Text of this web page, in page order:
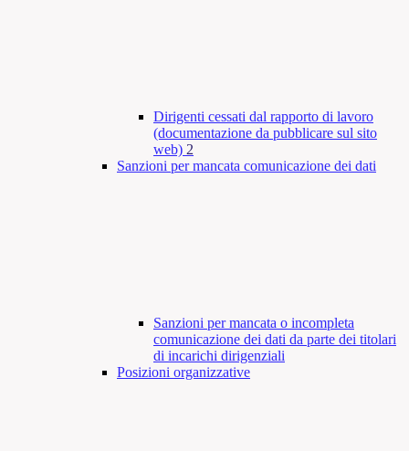
Dirigenti cessati dal rapporto di lavoro
(documentazione da pubblicare sul sito
web) 2
Sanzioni per mancata comunicazione dei dati
Sanzioni per mancata o incompleta
comunicazione dei dati da parte dei titolari
di incarichi dirigenziali
Posizioni organizzative